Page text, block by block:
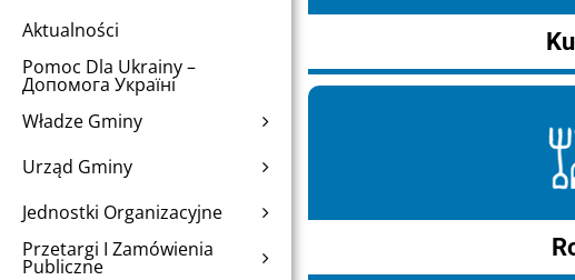
Aktualności
Pomoc Dla Ukrainy –
Допомога Україні
Władze Gminy
Urząd Gminy
Jednostki Organizacyjne
Przetargi I Zamówienia
Publiczne